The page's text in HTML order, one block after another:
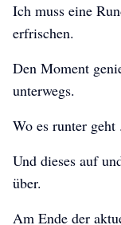
Ich muss eine
erfrischen.
Den Moment
unterwegs.
Wo es runter
Und dieses auf
über.
Am Ende der